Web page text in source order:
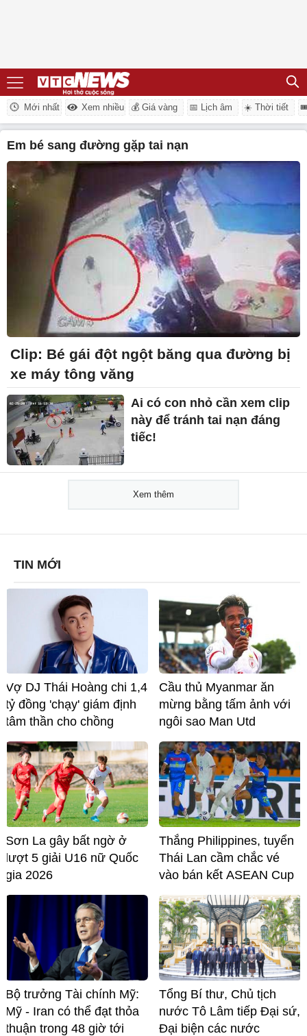
Mới nhất Xem nhiều 💰 Giá vàng 📅 Lịch âm ☀️ Thời tiết
em bé sang đường gặp tai nạn
Clip: Bé gái đột ngột băng qua đường bị
xe máy tông văng
Ai có con nhỏ cần xem clip
này để tránh tai nạn đáng
tiếc!
Xem thêm
TIN MỚI
Vợ DJ Thái Hoàng chi 1,4
tỷ đồng 'chạy' giám định
tâm thần cho chồng
Cầu thủ Myanmar ăn
mừng bằng tấm ảnh với
ngôi sao Man Utd
Sơn La gây bất ngờ ở
lượt 5 giải U16 nữ Quốc
gia 2026
Thắng Philippines, tuyển
Thái Lan cầm chắc vé
vào bán kết ASEAN Cup
Bộ trưởng Tài chính Mỹ:
Mỹ - Iran có thể đạt thỏa
thuận trong 48 giờ tới
Tổng Bí thư, Chủ tịch
nước Tô Lâm tiếp Đại sứ,
Đại biện các nước